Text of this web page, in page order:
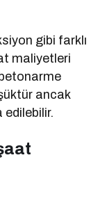
gibi farklı
maliyetleri
ancak
edilebilir.